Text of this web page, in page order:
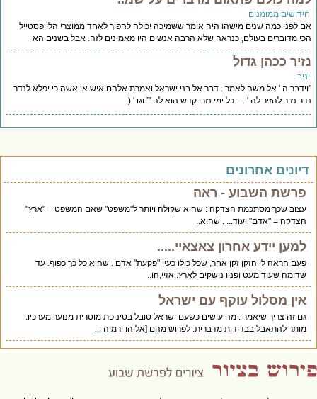
ממומנים
לפני כמה שנים מישהו היה אומר ששמיכה יכולה להפוך לאחד ממוצרי הלייפסטייל
מדוברים בעולם, כנראה שלא הרבה אנשים היו מאמינים לזה. אבל בשנים הא
ככהן גדול
ה ' אל משה לאמר . דבר אל בני ישראל ואמרת אלהם איש או אשה כי יפלא לנדר
נזיר להזיר לה ' … כל ימי נזרו קדש הוא לה '” וגו ' (
אחרונים
פרשת השבוע - ראה
עצוב שכך מסתכמת הצדקה : שהיא שקולה ויותר ל"משפט" שאם המשפט = "ארץ"
הצדקה = "אדם" ועוד... . שהוא..
למען יידע אחרון צאצאיי.....
פעם הראה לי הזקן זקן אחר, שכל כולו כעין "פקעת" אדם . שהוא כל כך כפוף. עד
שדומה שעוד מעט ופניו נושקים לארץ. אזיי,הו..
אין מסלול עוקף עם ישראל
גם זה צריך שיאמר : מה עושים כשעם ישראל טובל בטינופת מוסרית מנוער מערכיו.
מותר להתאבל בבדידות מדברית. לפרוש מהם [אליהו ירמיה ו..